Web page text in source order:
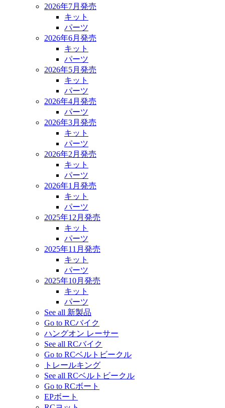
2026年7月発売
キット
パーツ
2026年6月発売
キット
パーツ
2026年5月発売
キット
パーツ
2026年4月発売
パーツ
2026年3月発売
キット
パーツ
2026年2月発売
キット
パーツ
2026年1月発売
キット
パーツ
2025年12月発売
キット
パーツ
2025年11月発売
キット
パーツ
2025年10月発売
キット
パーツ
See all 新製品
Go to RCバイク
ハングオン レーサー
See all RCバイク
Go to RCベルトビークル
トレールキング
See all RCベルトビークル
Go to RCボート
EPボート